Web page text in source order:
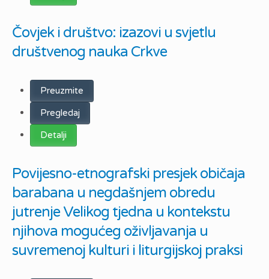
Čovjek i društvo: izazovi u svjetlu
društvenog nauka Crkve
Preuzmite
Pregledaj
Detalji
Povijesno-etnografski presjek običaja
barabana u negdašnjem obredu
jutrenje Velikog tjedna u kontekstu
njihova mogućeg oživljavanja u
suvremenoj kulturi i liturgijskoj praksi